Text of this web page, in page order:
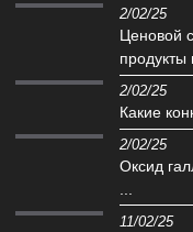
2/02/25
Ценовой
2/02/25
Какие
2/02/25
Оксид
11/02/25